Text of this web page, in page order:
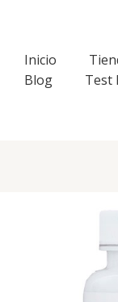
Inicio
Blog
Test